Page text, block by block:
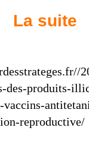
La suite
des-produits-
reproductive/